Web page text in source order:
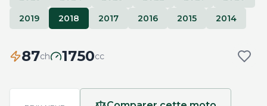
2019
2018 2017 2016 2015 2014
87ch 1750cc